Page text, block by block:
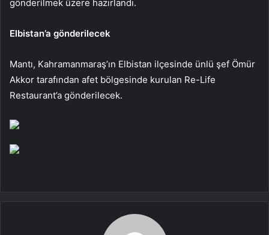
gönderilmek üzere hazırlandı.
Elbistan’a gönderilecek
Mantı, Kahramanmaraş’ın Elbistan ilçesinde ünlü şef Ömür
Akkor tarafından afet bölgesinde kurulan Re-Life
Restaurant’a gönderilecek.